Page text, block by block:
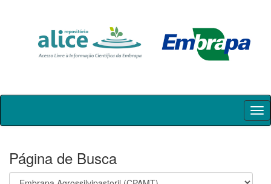
Skip
Página de Busca